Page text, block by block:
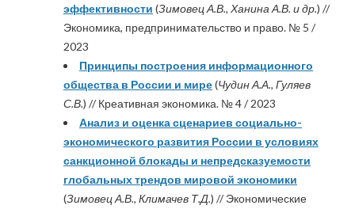
эффективности (Зимовец А.В., Ханина А.В. и др.) //
Экономика, предпринимательство и право. № 5 /
2023
Принципы построения информационного
общества в России и мире(Чудин А.А., Гуляев
С.В.) // Креативная экономика. № 4 / 2023
Анализ и оценка сценариев социально-
экономического развития России в условиях
санкционной блокады и непредсказуемости
глобальных трендов мировой экономики
(Зимовец А.В., Климачев Т.Д.) // Экономические